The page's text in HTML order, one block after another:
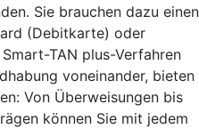
Sie brauchen dazu einen
(Debitkarte) oder
TAN plus-Verfahren
voneinander, bieten
Von Überweisungen bis
können Sie mit jedem